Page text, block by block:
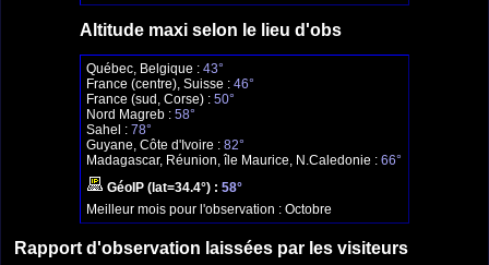
Altitude maxi selon le lieu d'obs
Québec, Belgique : 43°
France (centre), Suisse : 46°
France (sud, Corse) : 50°
Nord Magreb : 58°
Sahel : 78°
Guyane, Côte d'Ivoire : 82°
Madagascar, Réunion, île Maurice, N.Caledonie : 66°
GéoIP (lat=34.4°) : 58°
Meilleur mois pour l'observation : Octobre
Rapport d'observation laissées par les visiteurs